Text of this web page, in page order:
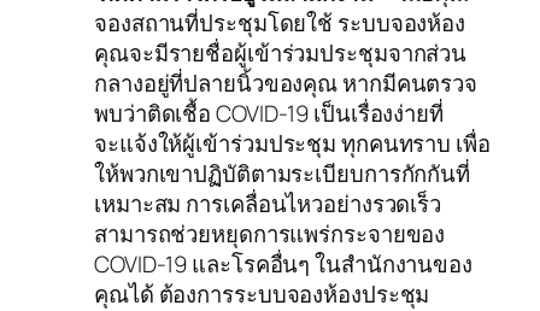
จองสถานที่ประชุมโดยใช้ ระบบจองห้อง
คุณจะมีรายชื่อผู้เข้าร่วมประชุมจากส่วน
กลางอยู่ที่ปลายนิ้วของคุณ หากมีคนตรวจ
พบว่าติดเชื้อ COVID-19 เป็นเรื่องง่ายที่
จะแจ้งให้ผู้เข้าร่วมประชุม ทุกคนทราบ เพื่อ
ให้พวกเขาปฏิบัติตามระเบียบการกักกันที่
เหมาะสม การเคลื่อนไหวอย่างรวดเร็ว
สามารถช่วยหยุดการแพร่กระจายของ
COVID-19 และโรคอื่นๆ ในสำนักงานของ
คุณได้ ต้องการระบบจองห้องประชุม